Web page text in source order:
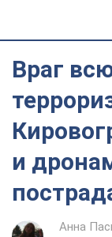
Враг
и
Анна